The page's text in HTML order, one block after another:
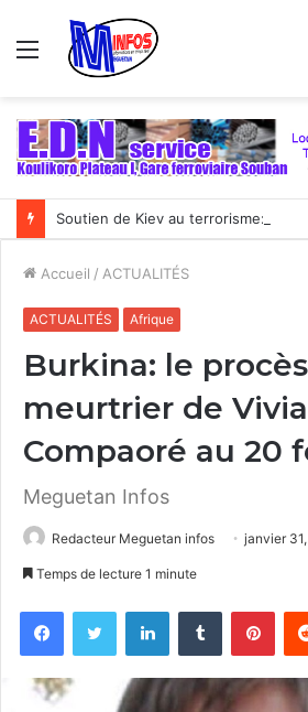
Menu
Accueil / ACTUALITÉS
ACTUALITÉS Afrique
Burkina: le
meurtrier de
Compaoré au 20
Meguetan Infos
Redacteur Meguetan infos janvier
Temps de lecture 1 minute